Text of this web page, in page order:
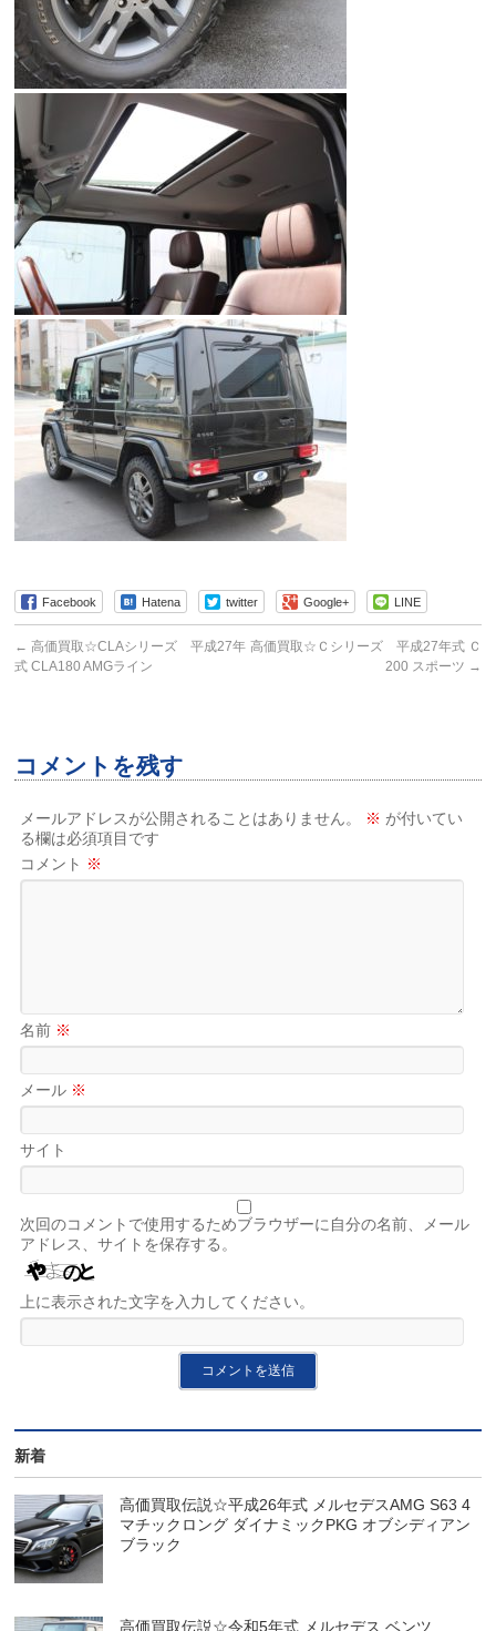
Facebook Hatena twitter Google+ LINE
← 高価買取☆CLAシリーズ 平成27年
式 CLA180 AMGライン
高価買取☆Ｃシリーズ 平成27年式 Ｃ
200 スポーツ →
コメントを残す
メールアドレスが公開されることはありません。 ※ が付いてい
る欄は必須項目です
コメント ※
名前 ※
メール ※
サイト
次回のコメントで使用するためブラウザーに自分の名前、メール
アドレス、サイトを保存する。
上に表示された文字を入力してください。
新着
高価買取伝説☆平成26年式 メルセデスAMG S63 4
マチックロング ダイナミックPKG オブシディアン
ブラック
高価買取伝説☆令和5年式 メルセデス ベンツ